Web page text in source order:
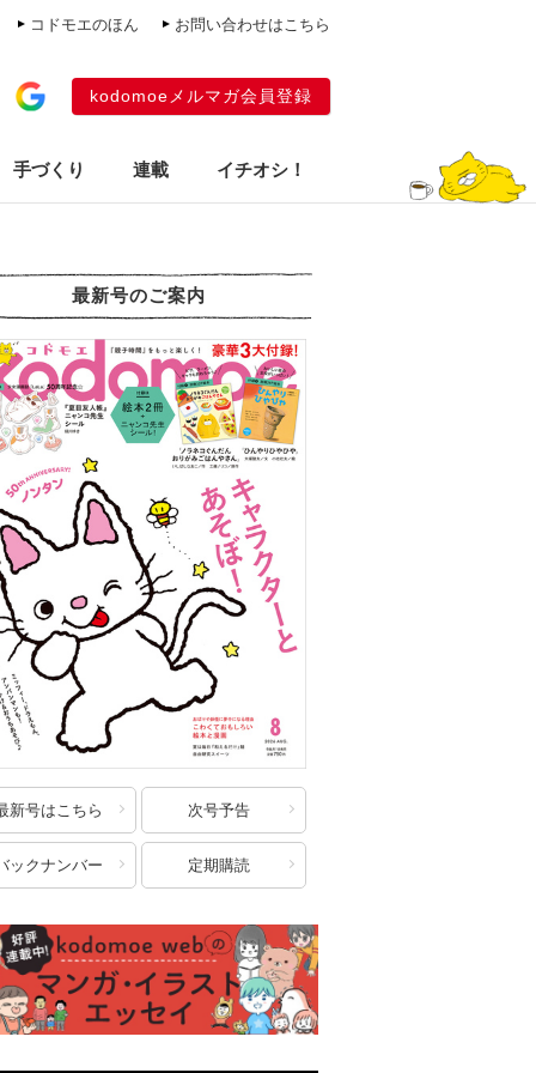
コドモエのほん お問い合わせはこちら
kodomoeメルマガ会員登録
手づくり 連載 イチオシ！
最新号のご案内
新号はこちら 次号予告
ックナンバー 定期購読